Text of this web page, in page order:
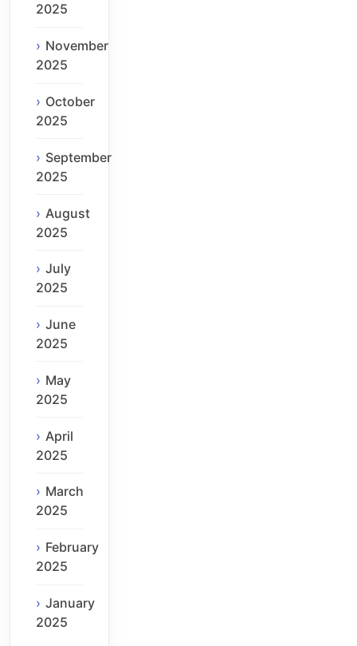
2025
November
2025
October
2025
September
2025
August
2025
July
2025
June
2025
May
2025
April
2025
March
2025
February
2025
January
2025